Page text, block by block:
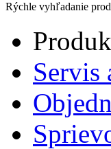
Rýchle vyhľadanie
Servis